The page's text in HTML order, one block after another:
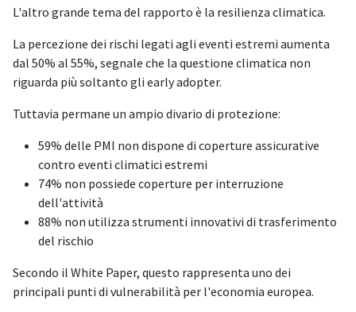
L'altro grande tema del rapporto è la resilienza climatica.
La percezione dei rischi legati agli eventi estremi aumenta
dal 50% al 55%, segnale che la questione climatica non
riguarda più soltanto gli early adopter.
Tuttavia permane un ampio divario di protezione:
59% delle PMI non dispone di coperture assicurative
contro eventi climatici estremi
74% non possiede coperture per interruzione
dell'attività
88% non utilizza strumenti innovativi di trasferimento
del rischio
Secondo il White Paper, questo rappresenta uno dei
principali punti di vulnerabilità per l'economia europea.